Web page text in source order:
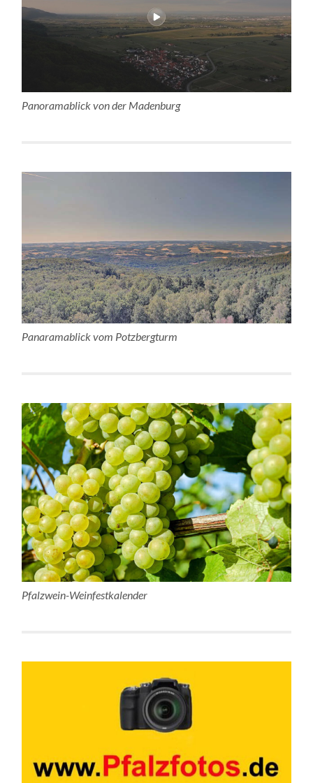
Panoramablick von der Madenburg
Panaramablick vom Potzbergturm
Pfalzwein-Weinfestkalender